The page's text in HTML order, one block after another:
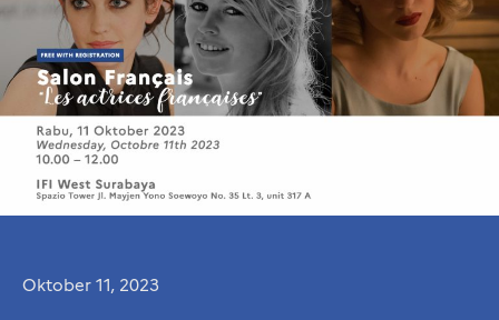
Oktober 11, 2023